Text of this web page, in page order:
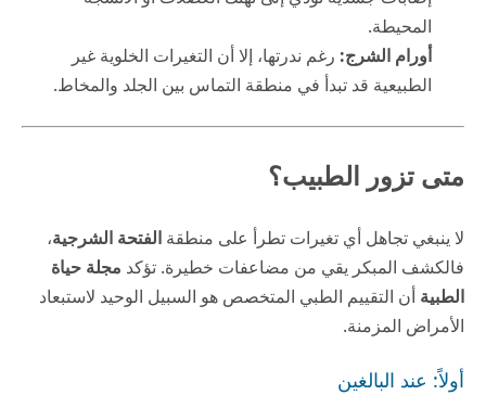
المحيطة.
أورام الشرج: رغم ندرتها، إلا أن التغيرات الخلوية غير
الطبيعية قد تبدأ في منطقة التماس بين الجلد والمخاط.
متى تزور الطبيب؟
لا ينبغي تجاهل أي تغيرات تطرأ على منطقة الفتحة الشرجية،
فالكشف المبكر يقي من مضاعفات خطيرة. تؤكد مجلة حياة
الطبية أن التقييم الطبي المتخصص هو السبيل الوحيد لاستبعاد
الأمراض المزمنة.
أولاً: عند البالغين